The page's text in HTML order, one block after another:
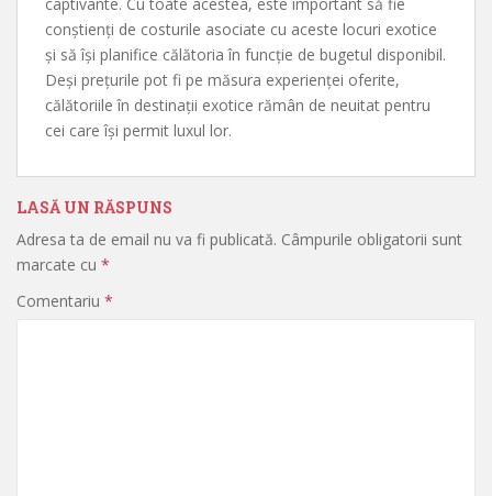
conștienți de costurile asociate cu aceste locuri exotice
și să își planifice călătoria în funcție de bugetul disponibil.
Deși prețurile pot fi pe măsura experienței oferite,
călătoriile în destinații exotice rămân de neuitat pentru
cei care își permit luxul lor.
LASĂ UN RĂSPUNS
Adresa ta de email nu va fi publicată. Câmpurile obligatorii sunt
marcate cu *
Comentariu *